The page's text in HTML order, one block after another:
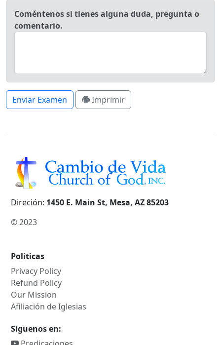
Coméntenos si tienes alguna duda, pregunta o
comentario.
Enviar Examen Imprimir
Direción: 1450 E. Main St, Mesa, AZ 85203
© 2023
Politicas
Privacy Policy
Refund Policy
Our Mission
Afiliación de Iglesias
Siguenos en: